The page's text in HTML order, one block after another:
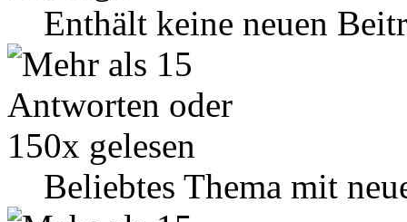
Enthält keine neuen
Beliebtes Thema mit